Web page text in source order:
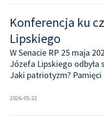
Konferencja ku
Lipskiego
W Senacie RP 25 maja
Józefa Lipskiego odbyła
Jaki patriotyzm?
2026-05-22